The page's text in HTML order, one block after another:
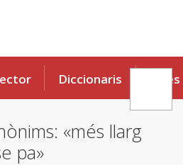
Diccionaris Eines
«més llarg
pa»